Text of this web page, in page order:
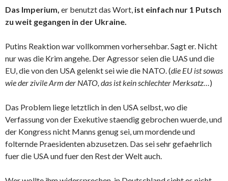
Das Imperium, er benutzt das Wort, ist einfach nur 1 Putsch
zu weit gegangen in der Ukraine.
Putins Reaktion war vollkommen vorhersehbar. Sagt er. Nicht
nur was die Krim angehe. Der Agressor seien die UAS und die
EU, die von den USA gelenkt sei wie die NATO. (die EU ist sowas
wie der zivile Arm der NATO, das ist kein schlechter Merksatz…)
Das Problem liege letztlich in den USA selbst, wo die
Verfassung von der Exekutive staendig gebrochen wuerde, und
der Kongress nicht Manns genug sei, um mordende und
folternde Praesidenten abzusetzen. Das sei sehr gefaehrlich
fuer die USA und fuer den Rest der Welt auch.